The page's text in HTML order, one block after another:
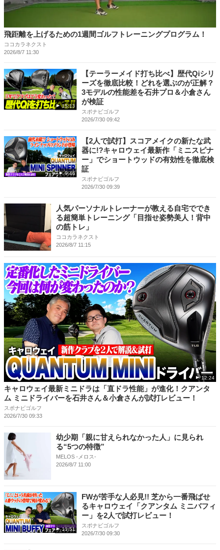
飛距離を上げるための1週間ゴルフトレーニングプログラム！
ココカラネクスト
2026/8/7 11:30
15:13
【テーラーメイド打ち比べ】歴代Qiシリ
ーズを徹底比較！どれを選ぶのが正解？
3モデルの性能差を石井プロ＆小倉さん
が検証
スポナビゴルフ
2026/7/30 09:42
9:46
【2人で試打】スコアメイクの新たな武
器に!?キャロウェイ最新作「ミニスピナ
ー」でショートウッドの有効性を徹底検
証
スポナビゴルフ
2026/7/30 09:39
人気パーソナルトレーナーが教える自宅ででき
る超簡単トレーニング「目指せ姿勢美人！背中
の筋トレ」
ココカラネクスト
2026/8/7 11:15
12:24
キャロウェイ最新ミニドラは「直ドラ性能」が進化！クアンタ
ム ミニドライバーを石井さん＆小倉さんが試打レビュー！
スポナビゴルフ
2026/7/30 09:33
幼少期「親に甘えられなかった人」に見られ
る“5つの特徴”
MELOS -メロス-
2026/8/7 11:00
11:51
FWが苦手な人必見!! 芝から一番飛ばせ
るキャロウェイ「クアンタム ミニバフィ
ー」を2人で試打レビュー！
スポナビゴルフ
2026/7/30 09:30